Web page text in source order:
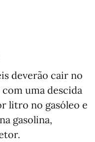
deverão cair no
uma descida
litro no gasóleo e
gasolina,